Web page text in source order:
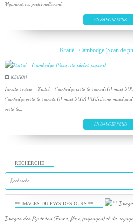
Myanmar où, personnellement,...
EN SAVOIR PLUS
Kratié - Cambodge (Scan de
16/11/2014
Timide sourire - Kratié - Cambodge posté le samedi 01 mars
Cambodge posté le samedi 01 mars 2008 19:05 Jeune
posté le...
EN SAVOIR PLUS
RECHERCHE
** IMAGES DU PAYS DES OURS **
Images des Pyrénées (Faune, flore, paysages) et de